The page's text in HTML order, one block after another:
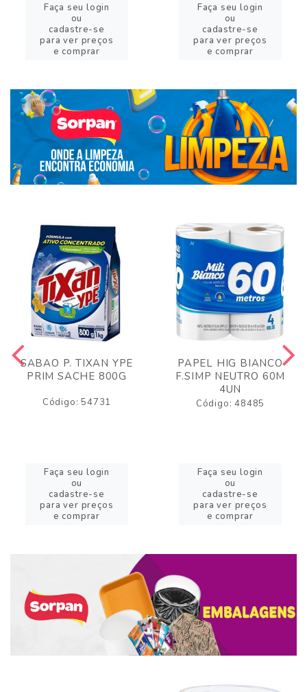
Faça seu login
ou
cadastre-se
para ver preços
e comprar
Faça seu login
ou
cadastre-se
para ver preços
e comprar
SABAO P. TIXAN YPE
PRIM SACHE 800G
Código: 54731
Faça seu login
ou
cadastre-se
para ver preços
e comprar
PAPEL HIG BIANCO
F.SIMP NEUTRO 60M
4UN
Código: 48485
Faça seu login
ou
cadastre-se
para ver preços
e comprar